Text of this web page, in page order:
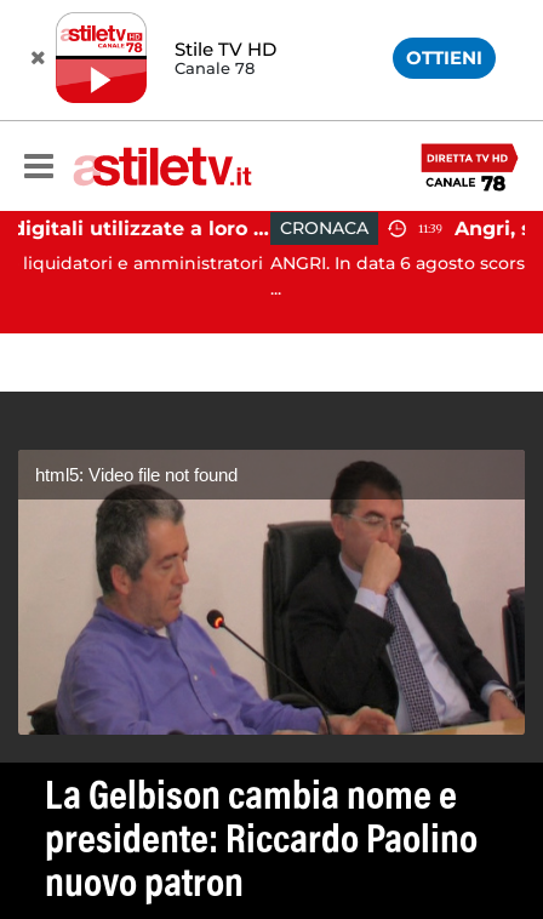
Stile TV HD
Canale 78 OTTIENI
Firme digitali utilizzate a loro insaputa: 9 indagati nel Vallo di Diano
e amministratori
CRONACA 11:39
ANGRI. In data 6 agosto scorso, ad Angri
html5: Video file not found
La Gelbison cambia nome e
presidente: Riccardo Paolino
nuovo patron